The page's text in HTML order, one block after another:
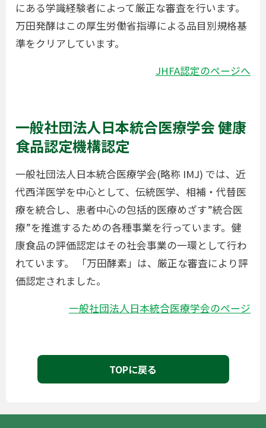
にある学識経験者によって厳正な審査を行います。
万田発酵はこの厚生労働省指導による品目別規格基
準をクリアしています。
JHFA認定のページへ
一般社団法人日本統合医療学会 健康
食品認定機構認定
一般社団法人日本統合医療学会(略称 IMJ) では、近
代西洋医学を中心として、伝統医学、相補・代替医
療を統合し、患者中心の包括的医療めざす”統合医
療”を推進するための各種事業を行っています。健
康食品の評価認定はその社会事業の一環として行わ
れています。
「万田酵素」は、厳正な審査により評
価認定されました。
一般社団法人日本統合医療学会のページ
TOPに戻る